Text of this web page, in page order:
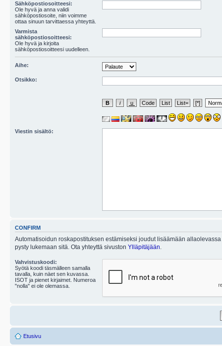
Sähköpostiosoitteesi:
Ole hyvä ja anna validi
sähköpostiosoite, niin voimme
ottaa sinuun tarvittaessa yhteyttä.
Varmista
sähköpostiosoitteesi:
Ole hyvä ja kirjoita
sähköpostiosoitteesi uudelleen.
Aihe:
Otsikko:
Viestin sisältö:
CONFIRM
Automatisoidun roskapostituksen estämiseksi joudut lisäämään
pysty lukemaan sitä. Ota yhteyttä sivuston Ylläpitäjään
Vahvistuskoodi:
Syötä koodi täsmälleen samalla
tavalla, kuin näet sen kuvassa.
ISOT ja pienet kirjaimet. Numeroa
"nolla" ei ole olemassa.
Etusivu